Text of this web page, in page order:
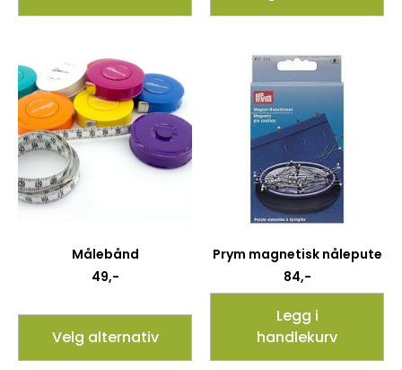
Målebånd
49,-
Velg alternativ
Prym magnetisk nålepute
84,-
Legg i
handlekurv